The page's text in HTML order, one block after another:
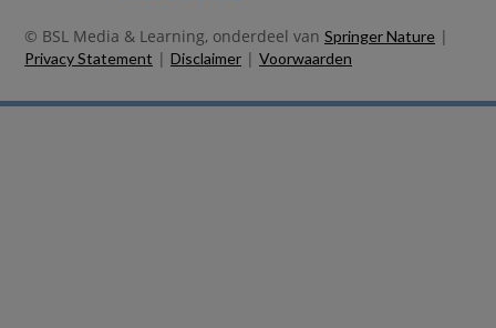
© BSL Media & Learning, onderdeel van Springer Nature |
Privacy Statement | Disclaimer | Voorwaarden